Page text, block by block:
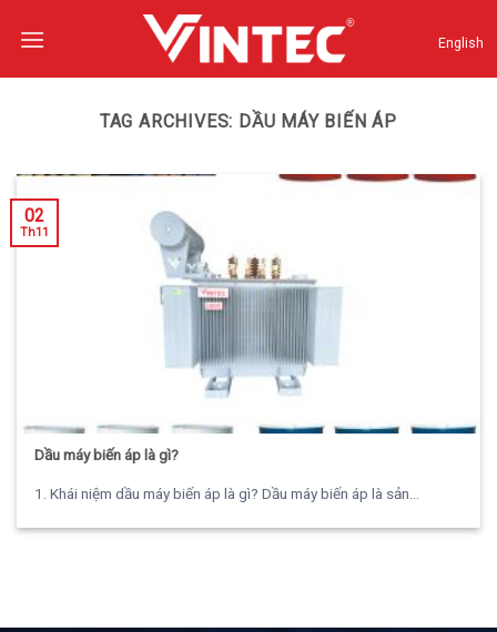
English
TAG ARCHIVES: DẦU MÁY BIẾN ÁP
Dầu máy biến áp là gì?
1. Khái niệm dầu máy biến áp là gì? Dầu máy biến áp là sản...
02
Th11